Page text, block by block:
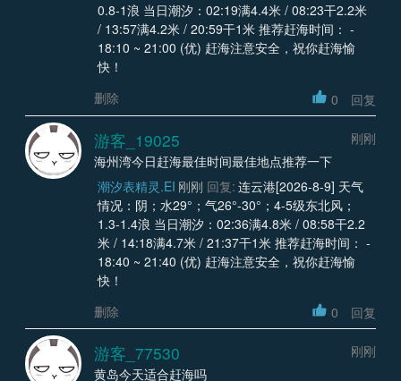
0.8-1浪 当日潮汐：02:19满4.4米 / 08:23干2.2米
/ 13:57满4.2米 / 20:59干1米 推荐赶海时间： -
18:10 ~ 21:00 (优) 赶海注意安全，祝你赶海愉
快！
删除
0 回复
游客_19025
刚刚
海州湾今日赶海最佳时间最佳地点推荐一下
潮汐表精灵.EI 刚刚 回复: 连云港[2026-8-9] 天气
情况：阴；水29°；气26°-30°；4-5级东北风；
1.3-1.4浪 当日潮汐：02:36满4.8米 / 08:58干2.2
米 / 14:18满4.7米 / 21:37干1米 推荐赶海时间： -
18:40 ~ 21:40 (优) 赶海注意安全，祝你赶海愉
快！
删除
0 回复
游客_77530
刚刚
黄岛今天适合赶海吗